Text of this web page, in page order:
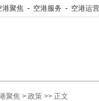
港聚焦 - 空港服务 - 空港运营
聚焦 > 政策 >> 正文